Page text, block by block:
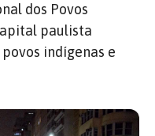
dos Povos
paulista
indígenas e